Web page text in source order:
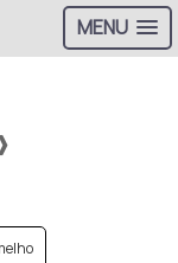
MENU